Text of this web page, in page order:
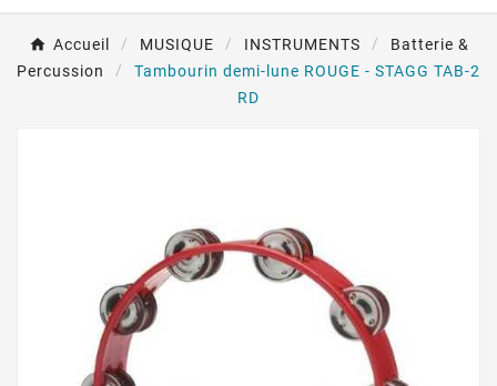
Accueil MUSIQUE INSTRUMENTS
Batterie &
Percussion
Tambourin demi-lune ROUGE - STAGG TAB-2
RD